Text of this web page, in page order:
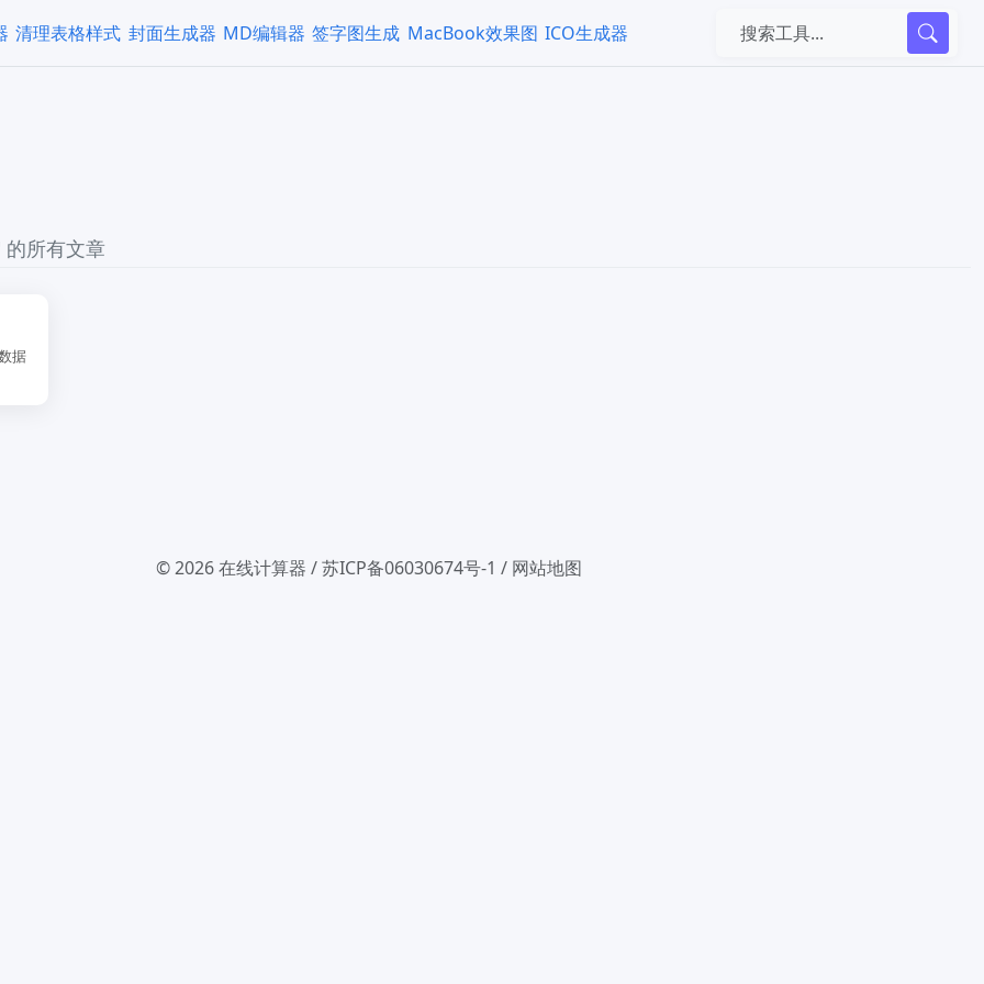
清理表格样式 封面生成器 MD编辑器 签字图生成 MacBook效果图 ICO生成器
所有文章
据
© 2026在线计算器 /苏ICP备06030674号-1 / 网站地图